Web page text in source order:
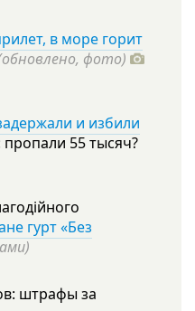
в море горит
фото)
и избили
пропали 55тысяч?
гурт «Без
штрафы за